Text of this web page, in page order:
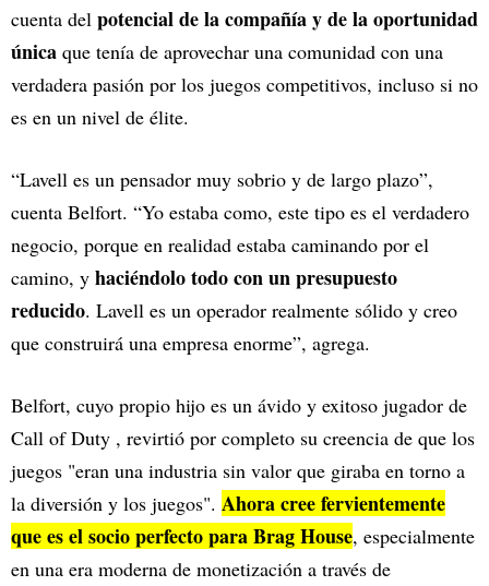
cuenta del potencial de la compañía y de la oportunidad
única que tenía de aprovechar una comunidad con una
verdadera pasión por los juegos competitivos, incluso si no
es en un nivel de élite.
“Lavell es un pensador muy sobrio y de largo plazo”,
cuenta Belfort. “Yo estaba como, este tipo es el verdadero
negocio, porque en realidad estaba caminando por el
camino, y haciéndolo todo con un presupuesto
reducido. Lavell es un operador realmente sólido y creo
que construirá una empresa enorme”, agrega.
Belfort, cuyo propio hijo es un ávido y exitoso jugador de
Call of Duty , revirtió por completo su creencia de que los
juegos "eran una industria sin valor que giraba en torno a
la diversión y los juegos". Ahora cree fervientemente
que es el socio perfecto para Brag House, especialmente
en una era moderna de monetización a través de